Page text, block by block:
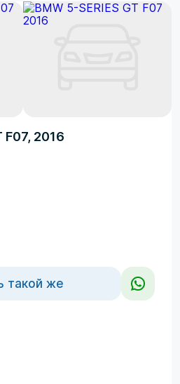
F07, 2016
такой же